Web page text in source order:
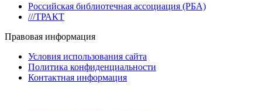
Российская библиотечная ассоциация (РБА)
///ТРАКТ
Правовая информация
Условия использования сайта
Политика конфиденциальности
Контактная информация